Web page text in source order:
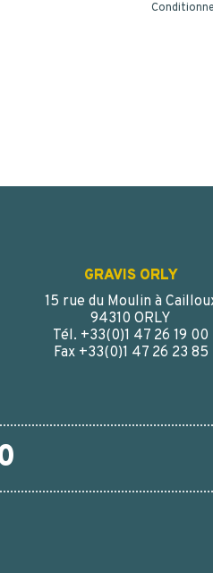
GRAVIS ORLY
15 rue du Moulin à
94310 ORLY
Tél. +33(0)1 47 26 19 00
Fax +33(0)1 47 26 23 85